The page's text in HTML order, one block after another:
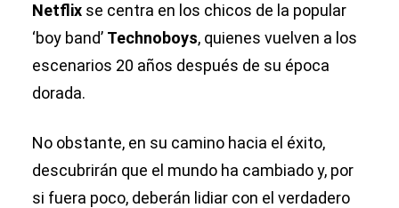
Netflix se centra en los chicos de la popular
‘boy band’ Technoboys, quienes vuelven a los
escenarios 20 años después de su época
dorada.
No obstante, en su camino hacia el éxito,
descubrirán que el mundo ha cambiado y, por
si fuera poco, deberán lidiar con el verdadero